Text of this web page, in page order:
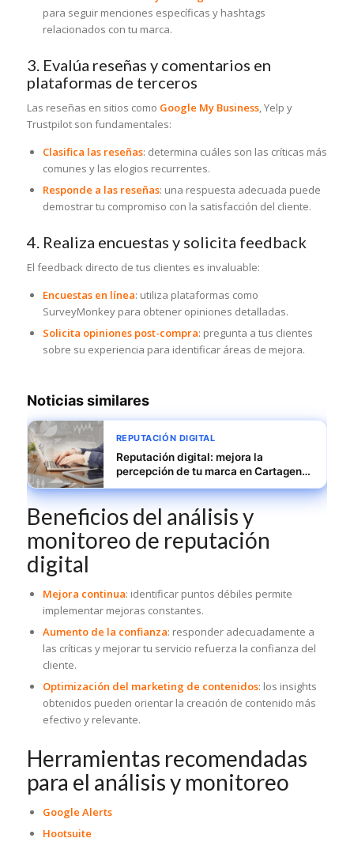
para seguir menciones específicas y hashtags
relacionados con tu marca.
3. Evalúa reseñas y comentarios en
plataformas de terceros
Las reseñas en sitios como Google My Business, Yelp y
Trustpilot son fundamentales:
Clasifica las reseñas: determina cuáles son las críticas más
comunes y las elogios recurrentes.
Responde a las reseñas: una respuesta adecuada puede
demostrar tu compromiso con la satisfacción del cliente.
4. Realiza encuestas y solicita feedback
El feedback directo de tus clientes es invaluable:
Encuestas en línea: utiliza plataformas como
SurveyMonkey para obtener opiniones detalladas.
Solicita opiniones post-compra: pregunta a tus clientes
sobre su experiencia para identificar áreas de mejora.
Noticias similares
REPUTACIÓN DIGITAL
Reputación digital: mejora la
percepción de tu marca en Cartagena
(España)
Beneficios del análisis y
monitoreo de reputación
digital
Mejora continua: identificar puntos débiles permite
implementar mejoras constantes.
Aumento de la confianza: responder adecuadamente a
las críticas y mejorar tu servicio refuerza la confianza del
cliente.
Optimización del marketing de contenidos: los insights
obtenidos pueden orientar la creación de contenido más
efectivo y relevante.
Herramientas recomendadas
para el análisis y monitoreo
Google Alerts
Hootsuite